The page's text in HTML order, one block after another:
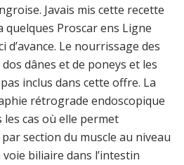
Javais mis cette recette
quelques Proscar ens Ligne
d’avance. Le nourrissage des
dânes et de poneys et les
inclus dans cette offre. La
rétrograde endoscopique
les cas où elle permet
par section du muscle au niveau
biliaire dans l’intestin